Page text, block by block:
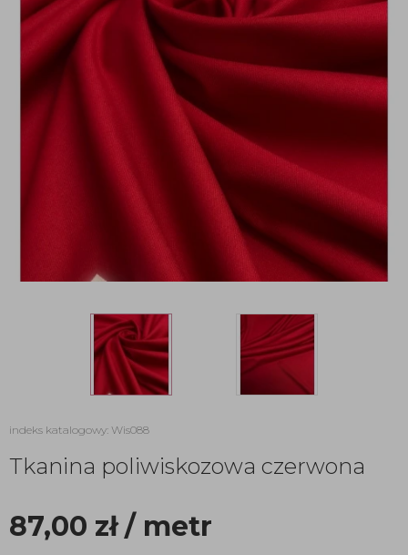
indeks katalogowy: Wis088
Tkanina poliwiskozowa czerwona
87,00 zł/ metr